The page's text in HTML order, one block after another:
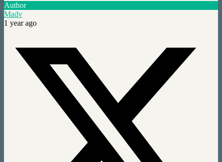
Author
Madv
1 year ago